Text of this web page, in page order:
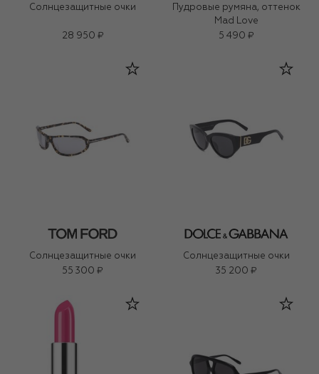
Солнцезащитные очки
28 950 ₽
Пудровые румяна, оттенок
Mad Love
5 490 ₽
Солнцезащитные очки
55 300 ₽
Солнцезащитные очки
35 200 ₽